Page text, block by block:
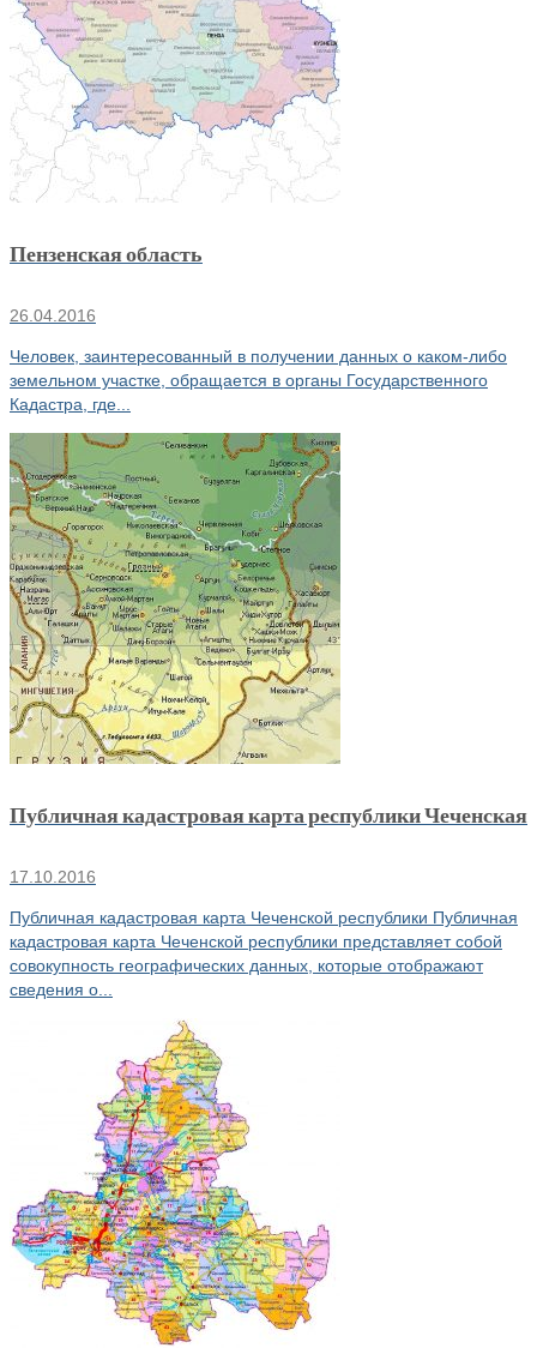
Пензенская область
26.04.2016
Человек, заинтересованный в получении данных о каком-либо
земельном участке, обращается в органы Государственного
Кадастра, где...
Публичная кадастровая карта республики Чеченская
17.10.2016
Публичная кадастровая карта Чеченской республики Публичная
кадастровая карта Чеченской республики представляет собой
совокупность географических данных, которые отображают
сведения о...